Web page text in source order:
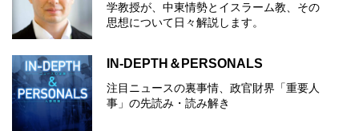
学教授が、中東情勢とイスラーム教、その
思想について⽇々解説します。
IN-DEPTH＆PERSONALS
注目ニュースの裏事情、政官財界「重要人
事」の先読み・読み解き